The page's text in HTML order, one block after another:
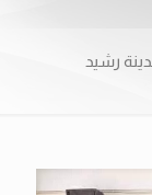
رشيد